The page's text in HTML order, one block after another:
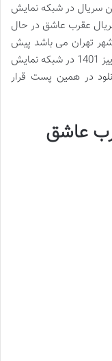
سریال در شبکه نمایش
عقرب عاشق در حال
تهران می باشد پیش
بینی می شود این سریال در اواخر تابستان یا پاییز 1401 در شبکه نمایش
در همین پست قرار
عاشق